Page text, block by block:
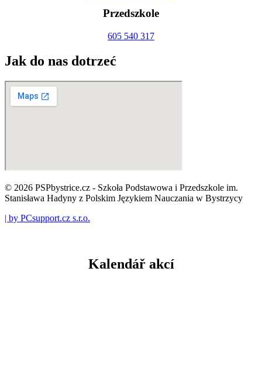
Przedszkole
605 540 317
Jak do nas dotrzeć
© 2026 PSPbystrice.cz - Szkoła Podstawowa i Przedszkole im.
Stanisława Hadyny z Polskim Językiem Nauczania w Bystrzycy
| by PCsupport.cz s.r.o.
Kalendář akcí